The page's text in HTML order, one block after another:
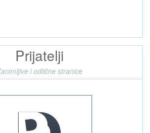
Prijatelji
i odlične stranice